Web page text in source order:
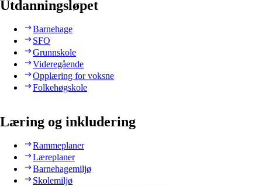
Utdanningsløpet
Barnehage
SFO
Grunnskole
Videregående
Opplæring for voksne
Folkehøgskole
Læring og inkludering
Rammeplaner
Læreplaner
Barnehagemiljø
Skolemiljø